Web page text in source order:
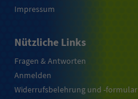
Impressum
Nützliche Links
Fragen & Antworten
Anmelden
Widerrufsbelehrung und -formular